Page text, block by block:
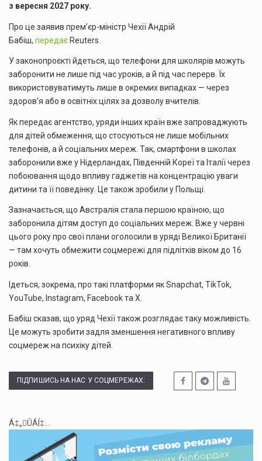
з вересня 2027 року.
Про це заявив прем’єр-міністр Чехії Андрій
Бабіш, передаєReuters.
У законопроєкті йдеться, що телефони для школярів можуть
заборонити не лише під час уроків, а й під час перерв. Їх
використовуватимуть лише в окремих випадках — через
здоров’я або в освітніх цілях за дозволу вчителів.
Як передає агентство, уряди інших країн вже запроваджують
для дітей обмеження, що стосуються не лише мобільних
телефонів, а й соціальних мереж. Так, смартфони в школах
заборонили вже у Нідерландах, Південній Кореї та Італії через
побоювання щодо впливу гаджетів на концентрацію уваги
дитини та її поведінку. Це також зробили у Польщі.
Зазначається, що Австралія стала першою країною, що
заборонила дітям доступ до соціальних мереж. Вже у червні
цього року про свої плани оголосили в уряді Великої Британії
— там хочуть обмежити соцмережі для підлітків віком до 16
років.
Ідеться, зокрема, про такі платформи як Snapchat, TikTok,
YouTube, Instagram, Facebook та X.
Бабіш сказав, що уряд Чехії також розглядає таку можливість.
Це можуть зробити задля зменшення негативного впливу
соцмереж на психіку дітей.
ПІДПИШИСЬ НА НАС У СОЦМЕРЕЖАХ:
Á‡„ÛÁÍ‡...